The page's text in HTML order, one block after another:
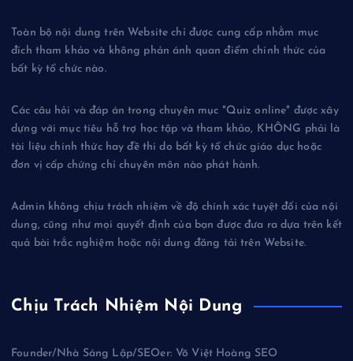
Toàn bộ nội dung trên Website chỉ được cung cấp nhằm mục
đích tham khảo và không phản ánh quan điểm chính thức của
bất kỳ tổ chức nào.
Các câu hỏi và đáp án trong chuyên mục "Quiz online" được xây
dựng với mục tiêu hỗ trợ học tập và tham khảo, KHÔNG phải là
tài liệu chính thức hay đề thi do bất kỳ tổ chức giáo dục hoặc
đơn vị cấp chứng chỉ chuyên môn nào phát hành.
Admin không chịu trách nhiệm về độ chính xác tuyệt đối của nội
dung, cũng như mọi quyết định của bạn được đưa ra dựa trên kết
quả bài trắc nghiệm hoặc nội dung đăng tải trên Website.
Chịu Trách Nhiệm Nội Dung
Founder/Nhà Sáng Lập/SEOer: Võ Việt Hoàng SEO